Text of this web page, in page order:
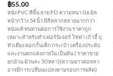
฿55.00
หนัง PVC สีพื้น ลาย PD ความหนา 0.6 มิล
หน้ากว้าง 54 นิ้ว มีสีหลากหลายมากกว่า
หนังแท้ ทนทานต่อการใช้งาน ราคาถูก
เหมาะสำหรับทำเฟอร์นิเจอร์ โซฟา เก้าอี้ บุ
หัวเตียง คอกกั้นเด็ก กระเป๋า เครื่องประดับ
และงานตกแต่งภายใน เป็นต้น ( ราคาขาย
ยกม้วน ม้วนละ 50 หลา)(ความยาวต่อหลา
อาจมีการเปลี่ยนแปลงตามรอบการผลิต)